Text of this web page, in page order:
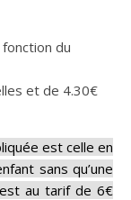
du
et de 4.30€
sans qu’une
au tarif de 6€